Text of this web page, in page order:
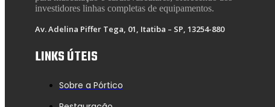
investidores linhas completas de equipamentos.
Av. Adelina Piffer Tega, 01, Itatiba – SP, 13254-880
LINKS ÚTEIS
Sobre a Pórtico